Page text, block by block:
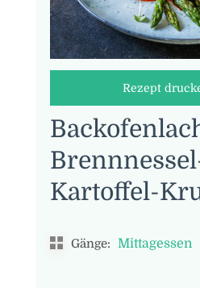
Rezept
Kartoffel-
Gänge: Mittagessen